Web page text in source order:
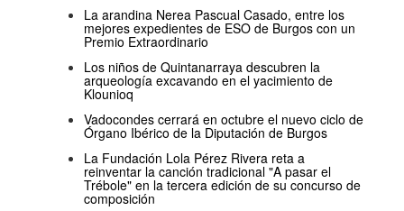
La arandina Nerea Pascual Casado, entre los
mejores expedientes de ESO de Burgos con un
Premio Extraordinario
Los niños de Quintanarraya descubren la
arqueología excavando en el yacimiento de
Klounioq
Vadocondes cerrará en octubre el nuevo ciclo de
Órgano Ibérico de la Diputación de Burgos
La Fundación Lola Pérez Rivera reta a
reinventar la canción tradicional "A pasar el
Trébole" en la tercera edición de su concurso de
composición